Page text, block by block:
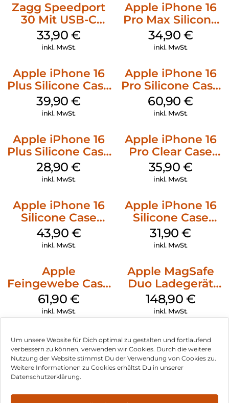
Um unsere Website für Dich optimal zu gestalten und fortlaufend
verbessern zu können, verwenden wir Cookies. Durch die weitere
Nutzung der Website stimmst Du der Verwendung von Cookies zu.
Weitere Informationen zu Cookies erhältst Du in unserer
Datenschutzerklärung.
Zagg Speedport
30 Mit USB-C
Kabel Weiß
33,90 €
inkl. MwSt.
Apple iPhone 16
Pro Max Silicone
Case MagSafe
Denim
34,90 €
inkl. MwSt.
Apple iPhone 16
Plus Silicone Case
MagSafe Plum
39,90€
inkl. MwSt.
Apple iPhone 16
Pro Silicone Case
MagSafe Stone
Gray
60,90€
inkl. MwSt.
Apple iPhone 16
Plus Silicone Case
MagSafe Black
28,90€
inkl. MwSt.
Apple iPhone 16
Pro Clear Case
MagSafe
Transparent
35,90 €
inkl. MwSt.
Apple iPhone 16
Silicone Case
MagSafe Plum
43,90 €
inkl. MwSt.
Apple iPhone 16
Silicone Case
MagSafe Fuchsia
31,90€
inkl. MwSt.
Apple
Feingewebe Case
iPhone 15 Pro
MagSafe Schwarz
61,90 €
inkl. MwSt.
Apple MagSafe
Duo Ladegerät
Weiß
148,90 €
inkl. MwSt.
Impressum